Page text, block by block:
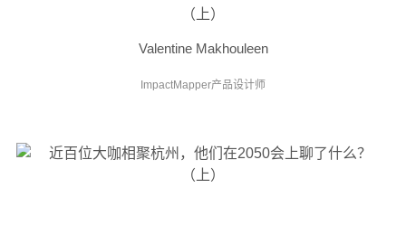
Valentine Makhouleen
ImpactMapper产品设计师